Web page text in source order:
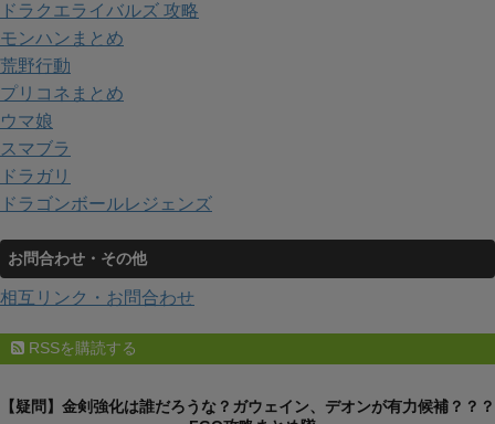
ドラクエライバルズ 攻略
モンハンまとめ
荒野行動
プリコネまとめ
ウマ娘
スマブラ
ドラガリ
ドラゴンボールレジェンズ
お問合わせ・その他
相互リンク・お問合わせ
RSSを購読する
【疑問】金剣強化は誰だろうな？ガウェイン、デオンが有力候補？？？